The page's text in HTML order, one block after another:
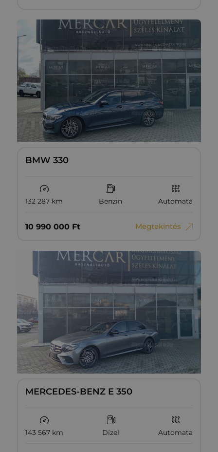
BMW 330
132 287 km Benzin Automata
10‏‏‎ ‎990‏‏‎ ‎000 Ft Megtekintés
MERCEDES-BENZ E 350
143 567 km Dízel Automata